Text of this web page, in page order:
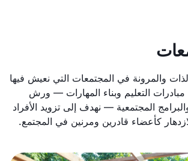
والمرونة في المجتمعات التي نعيش فيها
التعليم وبناء المهارات — ورش
المجتمعية — نهدف إلى تزويد الأفراد
كأعضاء قادرين ومرنين في المجتمع.